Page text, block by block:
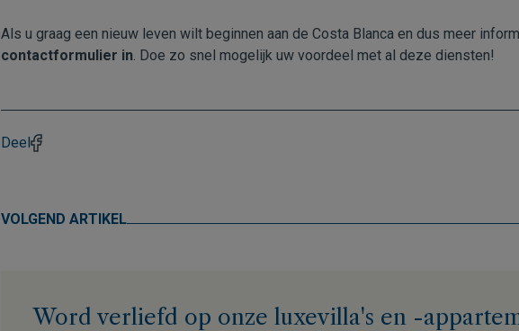
Als u graag een nieuw leven wilt beginnen aan de Costa Blanca en dus meer
contactformulier in. Doe zo snel mogelijk uw voordeel met al deze diensten!
Deel
VOLGEND ARTIKEL
Word verliefd op onze luxevilla's en -